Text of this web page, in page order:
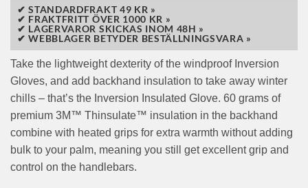
✔ STANDARDFRAKT 49 KR »
✔ FRAKTFRITT ÖVER 1000 KR »
✔ LAGERVAROR SKICKAS INOM 48H »
✔ WEBBLAGER BETYDER BESTÄLLNINGSVARA »
Take the lightweight dexterity of the windproof Inversion
Gloves, and add backhand insulation to take away winter
chills – that’s the Inversion Insulated Glove. 60 grams of
premium 3M™ Thinsulate™ insulation in the backhand
combine with heated grips for extra warmth without adding
bulk to your palm, meaning you still get excellent grip and
control on the handlebars.